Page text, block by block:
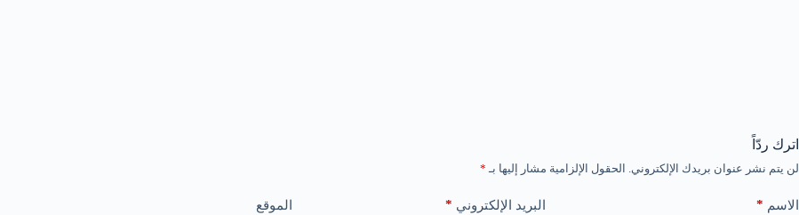
اترك ردّاً
لن يتم نشر عنوان بريدك الإلكتروني. الحقول الإلزامية مشار إليها بـ *
الاسم * البريد الإلكتروني * الموقع